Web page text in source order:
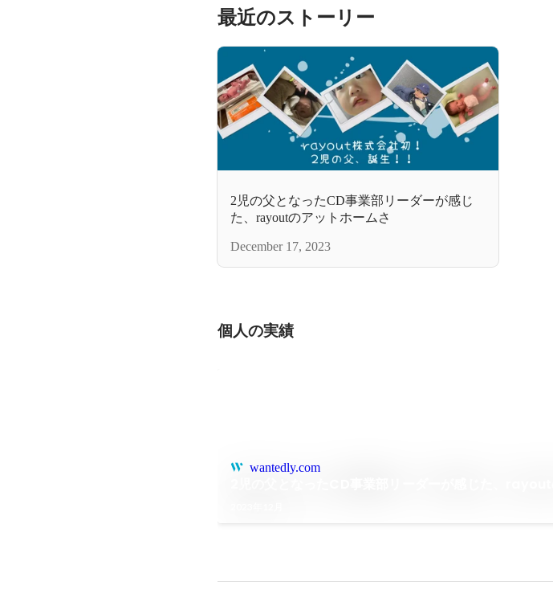
最近のストーリー
2児の父となったCD事業部リーダーが感じ
た、rayoutのアットホームさ
December 17, 2023
個人の実績
wantedly.com